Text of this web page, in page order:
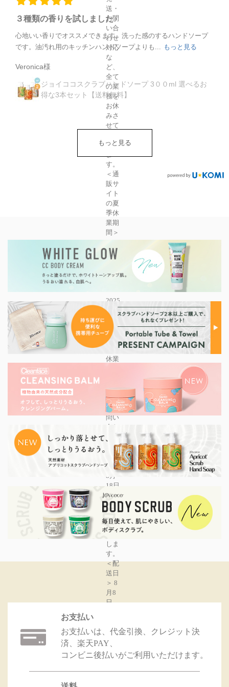
送・
お問
い合
わせ
対応
な
ど、
全て
の業
務を
お休
みさ
せて
だき
す。
＜通
販サ
イト
の夏
季休
業期
間＞
2025
年8
月9
2025
年8
月17
日
(日)
まで
休業
上記
期間
のお
問い
合わ
せに
つい
は、
8月
18日
(月)
以降
順次
対応
いた
しま
す。
＜配
送日
＞ 8
月8
日
8月
13（
水）
15時
まで
３種類の香りを試しました♪
心地いい香りでオススメできます。洗った感のするハンドソープ
です。油汚れ用のキッチンハンドソープよりも... もっと見る
Veronica様
ジョイココスクラブハンドソープ 3００ml 選べるお
得な3本セット【送料無料】
もっと見る
お支払い
お支払いは、代金引換、クレジット決
済、楽天PAY、
コンビニ後払いがご利用いただけます。